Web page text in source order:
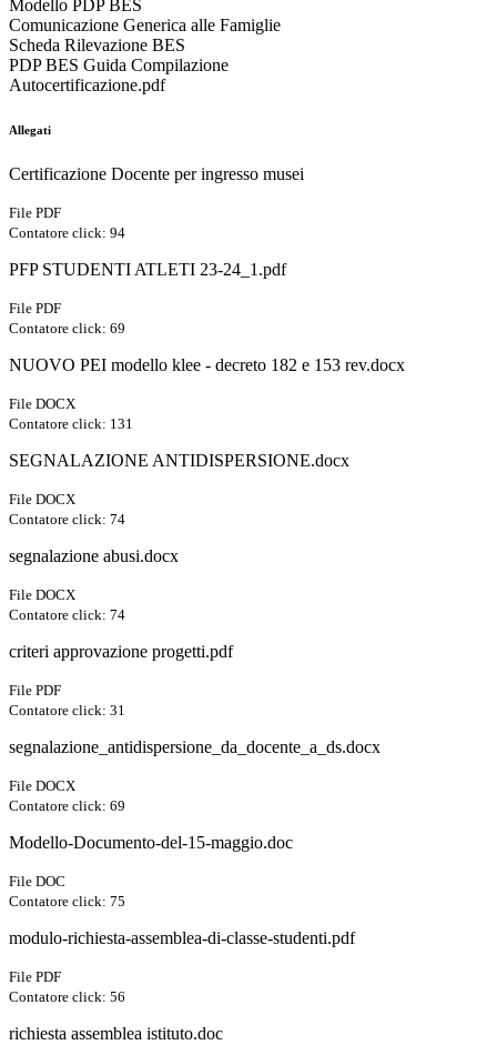
Modello PDP BES
Comunicazione Generica alle Famiglie
Scheda Rilevazione BES
PDP BES Guida Compilazione
Autocertificazione.pdf
Allegati
Certificazione Docente per ingresso musei
File PDF
Contatore click: 94
PFP STUDENTI ATLETI 23-24_1.pdf
File PDF
Contatore click: 69
NUOVO PEI modello klee - decreto 182 e 153 rev.docx
File DOCX
Contatore click: 131
SEGNALAZIONE ANTIDISPERSIONE.docx
File DOCX
Contatore click: 74
segnalazione abusi.docx
File DOCX
Contatore click: 74
criteri approvazione progetti.pdf
File PDF
Contatore click: 31
segnalazione_antidispersione_da_docente_a_ds.docx
File DOCX
Contatore click: 69
Modello-Documento-del-15-maggio.doc
File DOC
Contatore click: 75
modulo-richiesta-assemblea-di-classe-studenti.pdf
File PDF
Contatore click: 56
richiesta assemblea istituto.doc